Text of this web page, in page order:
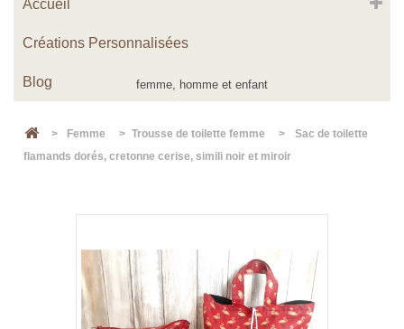
Accueil
Créations Personnalisées
Blog
> Femme > Trousse de toilette femme >
Sac de toilette
flamands dorés, cretonne cerise, simili noir et miroir